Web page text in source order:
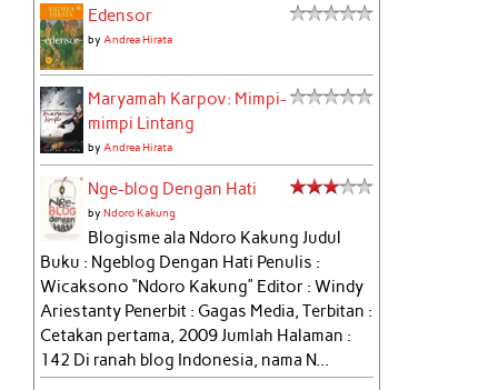
Edensor
byAndrea Hirata
Maryamah Karpov: Mimpi-
mimpi Lintang
byAndrea Hirata
Nge-blog Dengan Hati
byNdoro Kakung
Blogisme ala Ndoro Kakung Judul
Buku : Ngeblog Dengan Hati Penulis :
Wicaksono “Ndoro Kakung” Editor : Windy
Ariestanty Penerbit : Gagas Media, Terbitan :
Cetakan pertama, 2009 Jumlah Halaman :
142 Di ranah blog Indonesia, nama N...